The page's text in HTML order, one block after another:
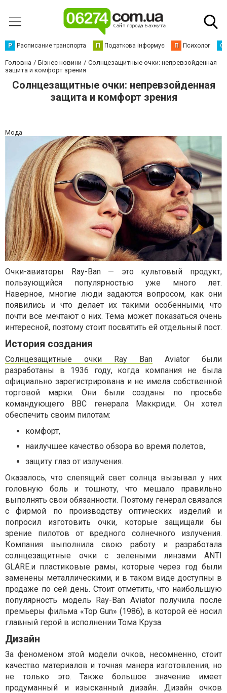
Р Расписание транспорта П Податкова інформує П Психолог С
Головна Бізнес новини
Солнцезащитные очки: непревзойденная
защита и комфорт зрения
Солнцезащитные очки: непревзойденная
защита и комфорт зрения
Мода
Очки-авиаторы Ray-Ban — это культовый продукт,
пользующийся популярностью уже много лет.
Наверное, многие люди задаются вопросом, как они
появились и что делает их такими особенными, что
почти все мечтают о них. Тема может показаться очень
интересной, поэтому стоит посвятить ей отдельный пост.
История создания
Солнцезащитные очки Ray Ban Aviator были
разработаны в 1936 году, когда компания не была
официально зарегистрирована и не имела собственной
торговой марки. Они были созданы по просьбе
командующего ВВС генерала Маккриди. Он хотел
обеспечить своим пилотам:
комфорт,
наилучшее качество обзора во время полетов,
защиту глаз от излучения.
Оказалось, что слепящий свет солнца вызывал у них
головную боль и тошноту, что мешало правильно
выполнять свои обязанности. Поэтому генерал связался
с фирмой по производству оптических изделий и
попросил изготовить очки, которые защищали бы
зрение пилотов от вредного солнечного излучения.
Компания выполнила свою работу и разработала
солнцезащитные очки с зелеными линзами ANTI
GLARE.и пластиковые рамы, которые через год были
заменены металлическими, и в таком виде доступны в
продаже по сей день. Стоит отметить, что наибольшую
популярность модель Ray-Ban Aviator получила после
премьеры фильма «Top Gun» (1986), в которой её носил
главный герой в исполнении Тома Круза.
Дизайн
За феноменом этой модели очков, несомненно, стоит
качество материалов и точная манера изготовления, но
не только это. Также большое значение имеет
продуманный и изысканный дизайн. Дизайн очков